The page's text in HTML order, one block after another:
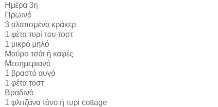
Ημέρα 3η
Πρωινό
3 αλατισμένα κράκερ
1 φέτα τυρί του τοστ
1 μικρό μηλό
Μαύρο τσάι ή καφές
Μεσημεριανό
1 βραστό αυγό
1 φέτα τοστ
Βραδινό
1 φλιτζάνα τόνο ή τυρί cottage